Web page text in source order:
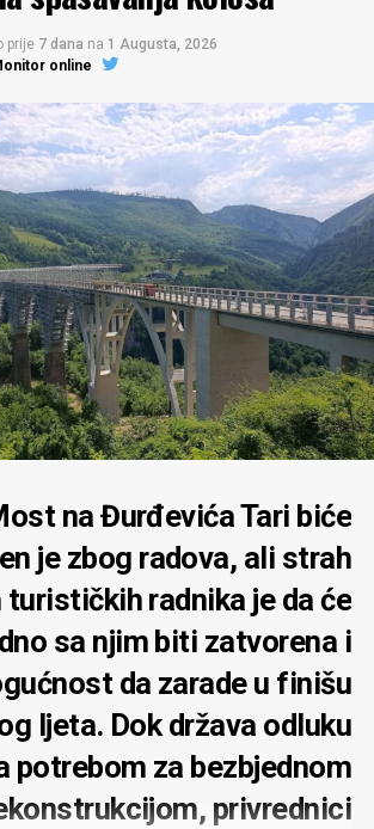
prije 7 dana na 1 Augusta, 2026
online
na Đurđevića Tari biće
je zbog radova, ali strah
turističkih radnika je da će
sa njim biti zatvorena i
da zarade u finišu
ljeta. Dok država odluku
potrebom za bezbjednom
privrednici